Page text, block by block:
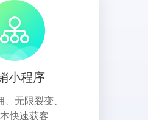
小程序
无限裂变、
快速获客